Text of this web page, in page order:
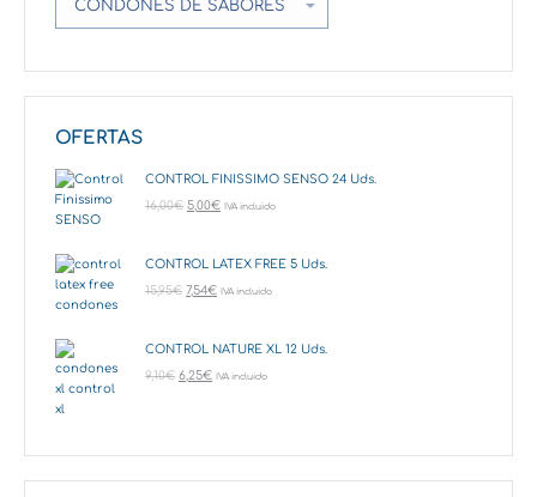
OFERTAS
CONTROL FINISSIMO SENSO 24 Uds.
16,00€ 5,00€ IVA incluido
CONTROL LATEX FREE 5 Uds.
15,95€ 7,54€ IVA incluido
CONTROL NATURE XL 12 Uds.
9,10€ 6,25€ IVA incluido